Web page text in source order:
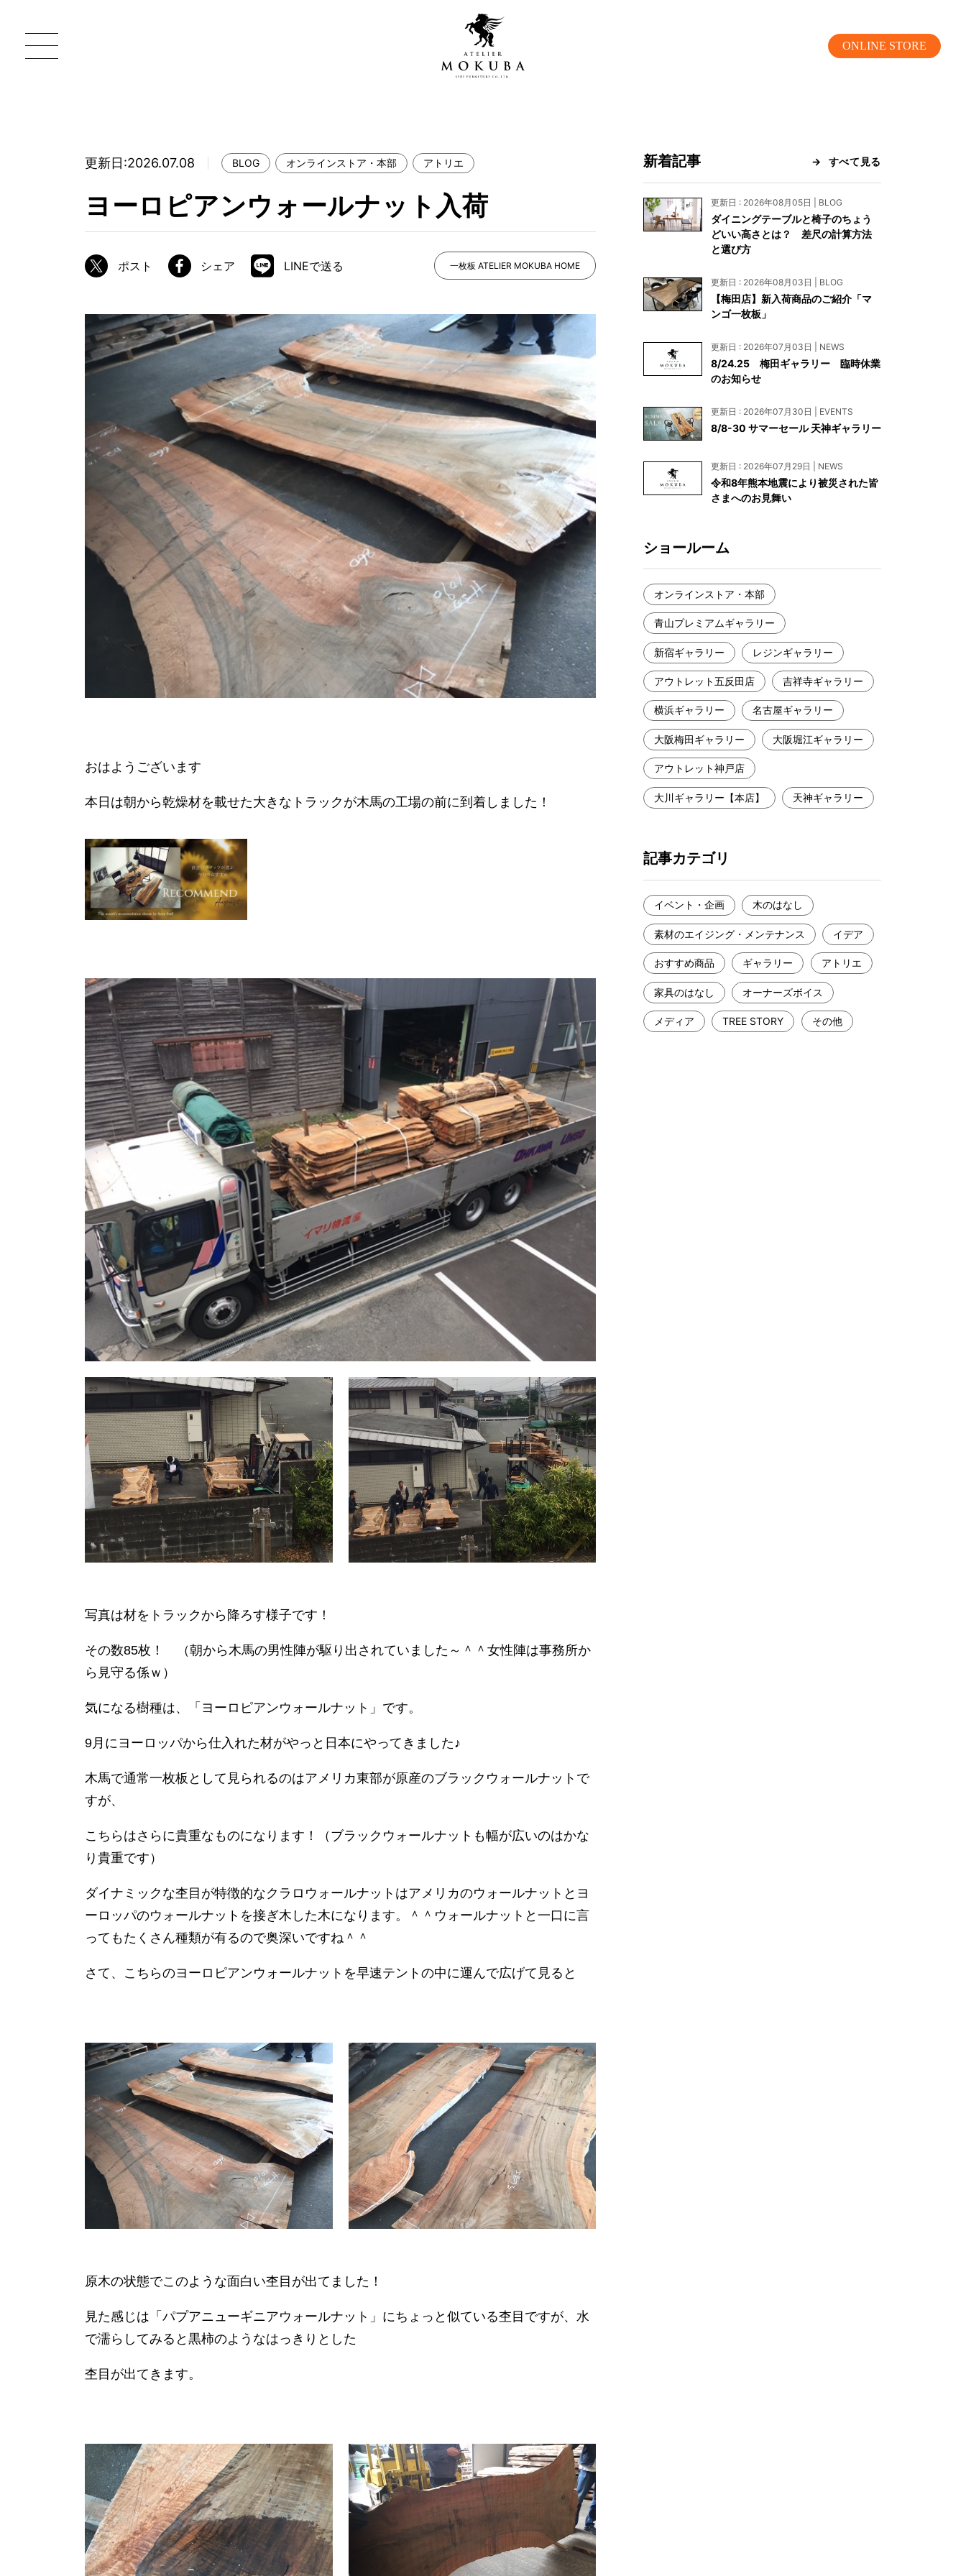
ONLINE STORE
製造工程
加工技術
商品情報
ATELIER MOKUBAの一枚板テーブル
ATELIER MOKUBAの一枚板×異素材
特別なダイニングチェア
一枚板用のテーブル脚
コーディネート集
メンテナンス方法
青山プレミアムギャラリー
吉祥寺ギャラリー
名古屋ギャラリー
大阪梅田ギャラリー
アウトレット神戸店
大川ギャラリー【本店】
天神ギャラリー
公式オンラインストア
WEBカタログ
納品事例
納品事例（住宅・インテリア）
納品事例（店舗・オフィス）
お客様の声
コーディネート集
INFORMATION
NEWS
EVENT
BLOG
メディア美術協力実績
よくあるご質問
お問い合わせ
資料請求
工務店様・設計会社様向けお問い合わせ
一枚板買い取りに関して
更新日:2026.07.08 BLOG オンラインストア・本部 アトリエ
ヨーロピアンウォールナット入荷
ポスト シェア LINEで送る 一枚板 ATELIER MOKUBA HOME
おはようございます
本日は朝から乾燥材を載せた大きなトラックが木馬の工場の前に到着しました！
写真は材をトラックから降ろす様子です！
その数85枚！ （朝から木馬の男性陣が駆り出されていました～＾＾女性陣は事務所か
ら見守る係ｗ）
気になる樹種は、「ヨーロピアンウォールナット」です。
9月にヨーロッパから仕入れた材がやっと日本にやってきました♪
木馬で通常一枚板として見られるのはアメリカ東部が原産のブラックウォールナットで
すが、
こちらはさらに貴重なものになります！（ブラックウォールナットも幅が広いのはかな
り貴重です）
ダイナミックな杢目が特徴的なクラロウォールナットはアメリカのウォールナットとヨ
ーロッパのウォールナットを接ぎ木した木になります。＾＾ウォールナットと一口に言
ってもたくさん種類が有るので奥深いですね＾＾
さて、こちらのヨーロピアンウォールナットを早速テントの中に運んで広げて見ると
原木の状態でこのような面白い杢目が出てました！
見た感じは「パプアニューギニアウォールナット」にちょっと似ている杢目ですが、水
で濡らしてみると黒柿のようなはっきりとした
杢目が出てきます。
新着記事 すべて見る
更新日 : 2026年08月05日 | BLOG
ダイニングテーブルと椅子のちょう
どいい高さとは？ 差尺の計算方法
と選び方
更新日 : 2026年08月03日 | BLOG
【梅田店】新入荷商品のご紹介「マ
ンゴ一枚板」
更新日 : 2026年07月03日 | NEWS
8/24.25 梅田ギャラリー 臨時休業
のお知らせ
更新日 : 2026年07月30日 | EVENTS
8/8-30 サマーセール 天神ギャラリー
更新日 : 2026年07月29日 | NEWS
令和8年熊本地震により被災された皆
さまへのお見舞い
ショールーム
オンラインストア・本部
青山プレミアムギャラリー
新宿ギャラリー レジンギャラリー
アウトレット五反田店 吉祥寺ギャラリー
横浜ギャラリー 名古屋ギャラリー
大阪梅田ギャラリー 大阪堀江ギャラリー
アウトレット神戸店
大川ギャラリー【本店】 天神ギャラリー
記事カテゴリ
イベント・企画 木のはなし
素材のエイジング・メンテナンス イデア
おすすめ商品 ギャラリー アトリエ
家具のはなし オーナーズボイス
メディア TREE STORY その他